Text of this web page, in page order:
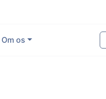
Om os